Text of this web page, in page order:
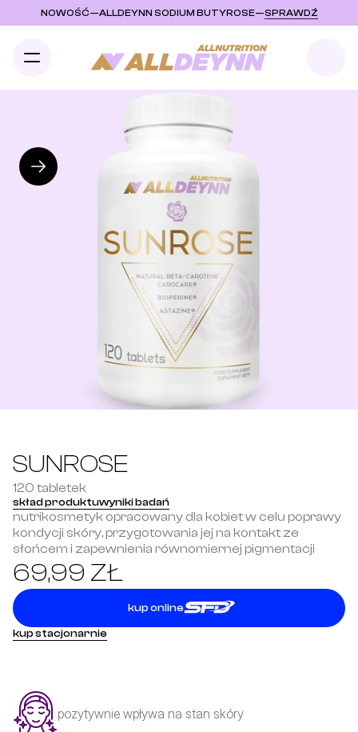
NOWOŚĆ—ALLDEYNN SODIUM BUTYROSE—SPRAWDŹ
SUNROSE
120 tabletek
skład produktuwyniki badań
nutrikosmetyk opracowany dla kobiet w celu poprawy
kondycji skóry, przygotowania jej na kontakt ze
słońcem i zapewnienia równomiernej pigmentacji
69,99 ZŁ
kup online
kup stacjonarnie
pozytywnie wpływa na stan skóry